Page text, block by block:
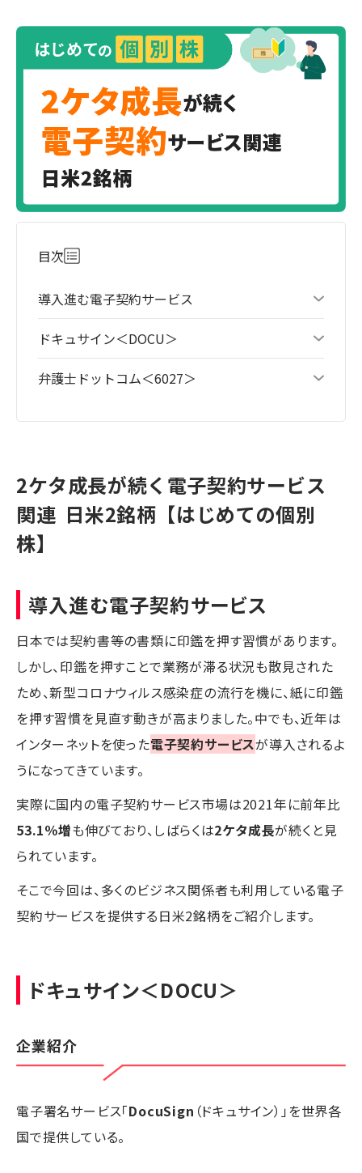
目次
導入進む電子契約サービス
ドキュサイン＜DOCU＞
弁護士ドットコム＜6027＞
2ケタ成長が続く電子契約サービス
関連 日米2銘柄【はじめての個別
株】
導入進む電子契約サービス
日本では契約書等の書類に印鑑を押す習慣があります。
しかし、印鑑を押すことで業務が滞る状況も散見された
ため、新型コロナウィルス感染症の流行を機に、紙に印鑑
を押す習慣を見直す動きが高まりました。中でも、近年は
インターネットを使った電子契約サービスが導入されるよ
うになってきています。
実際に国内の電子契約サービス市場は2021年に前年比
53.1％増も伸びており、しばらくは2ケタ成長が続くと見
られています。
そこで今回は、多くのビジネス関係者も利用している電子
契約サービスを提供する日米2銘柄をご紹介します。
ドキュサイン＜DOCU＞
企業紹介
電子署名サービス「DocuSign （ドキュサイン）」を世界各
国で提供している。